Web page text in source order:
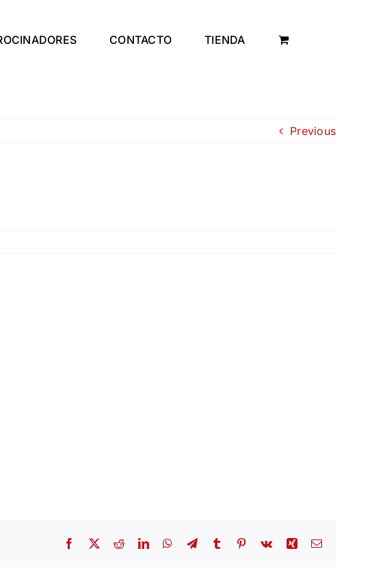
CONTACTO TIENDA
Previous
Facebook
X RedditLinkedInWhatsApp
TelegramTumblr Pinterest
Vk Xing Email